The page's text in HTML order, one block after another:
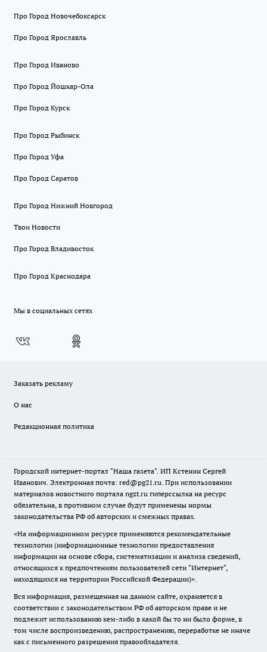
Про Город Новочебоксарск
Про Город Ярославль
Про Город Иваново
Про Город Йошкар-Ола
Про Город Курск
Про Город Рыбинск
Про Город Уфа
Про Город Саратов
Про Город Нижний Новгород
Твои Новости
Про Город Владивосток
Про Город Краснодара
Мы в социальных сетях
Заказать рекламу
О нас
Редакционная политика
Городской интернет-портал "Наша газета". ИП Кстенин Сергей
Иванович. Электронная почта: red@pg21.ru. При использовании
материалов новостного портала ngzt.ru гиперссылка на ресурс
обязательна, в противном случае будут применены нормы
законодательства РФ об авторских и смежных правах.
«На информационном ресурсе применяются рекомендательные
технологии (информационные технологии предоставления
информации на основе сбора, систематизации и анализа сведений,
относящихся к предпочтениям пользователей сети "Интернет",
находящихся на территории Российской Федерации)».
Вся информация, размещенная на данном сайте, охраняется в
соответствии с законодательством РФ об авторском праве и не
подлежит использованию кем-либо в какой бы то ни было форме, в
том числе воспроизведению, распространению, переработке не иначе
как с письменного разрешения правообладателя.